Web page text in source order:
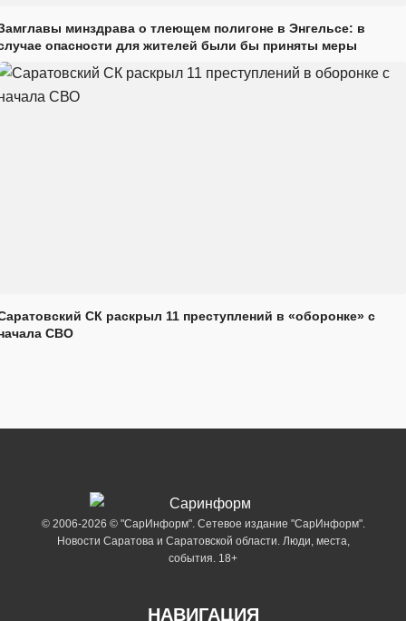
минздрава о тлеющем полигоне в Энгельсе: в
опасности для жителей были бы приняты меры
СК раскрыл 11 преступлений в «оборонке» с
СВО
© 2006-2026 © "СарИнформ". Сетевое издание "СарИнформ".
Новости Саратова и Саратовской области. Люди, места,
события. 18+
НАВИГАЦИЯ